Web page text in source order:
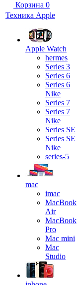
Корзина 0
Техника Apple
Apple Watch
hermes
Series 3
Series 6
Series 6
Nike
Series 7
Series 7
Nike
Series SE
Series SE
Nike
series-5
mac
imac
MacBook
Air
MacBook
Pro
Mac mini
Mac
Studio